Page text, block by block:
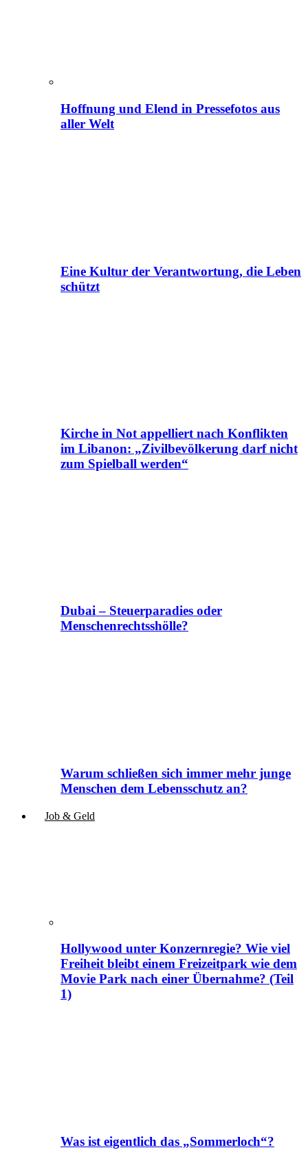
Hoffnung und Elend in Pressefotos aus
aller Welt
Eine Kultur der Verantwortung, die Leben
schützt
Kirche in Not appelliert nach Konflikten
im Libanon: „Zivilbevölkerung darf nicht
zum Spielball werden“
Dubai – Steuerparadies oder
Menschenrechtsshölle?
Warum schließen sich immer mehr junge
Menschen dem Lebensschutz an?
Job & Geld
Hollywood unter Konzernregie? Wie viel
Freiheit bleibt einem Freizeitpark wie dem
Movie Park nach einer Übernahme? (Teil
1)
Was ist eigentlich das „Sommerloch“?